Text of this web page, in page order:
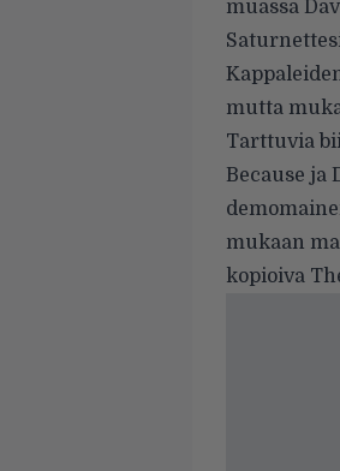
muassa
mutta
Tarttuvia
Because ja
mukaan
kopioiva